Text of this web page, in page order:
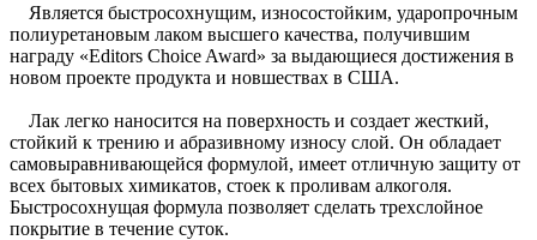
Является быстросохнущим, износостойким, ударопрочным
полиуретановым лаком высшего качества, получившим
награду «Editors Choice Award» за выдающиеся достижения в
новом проекте продукта и новшествах в США.
Лак легко наносится на поверхность и создает жесткий,
стойкий к трению и абразивному износу слой. Он обладает
самовыравнивающейся формулой, имеет отличную защиту от
всех бытовых химикатов, стоек к проливам алкоголя.
Быстросохнущая формула позволяет сделать трехслойное
покрытие в течение суток.